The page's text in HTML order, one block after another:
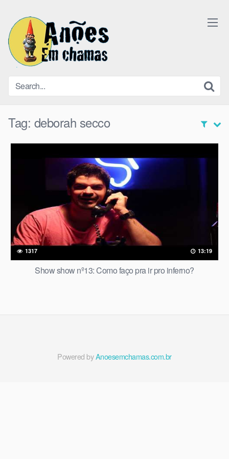
content
Tag: deborah secco
1317 13:19
Show show nº13: Como faço pra ir pro inferno?
Powered byAnoesemchamas.com.br